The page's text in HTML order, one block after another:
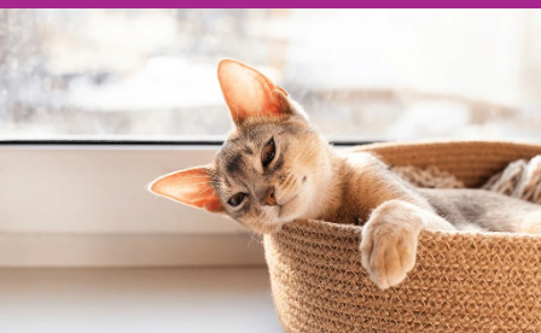
Сухие рационы
Особое удовольствие
Для стерилизованных кошек
Поведение
Воспитание
Питание
Уход
Кошкин дом
Поведение
Уход
Кошкин дом
Играем вместе
Питание